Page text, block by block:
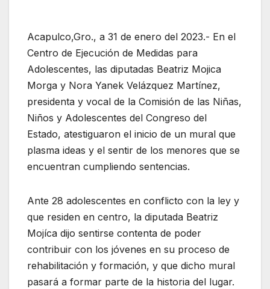
Acapulco,Gro., a 31 de enero del 2023.- En el
Centro de Ejecución de Medidas para
Adolescentes, las diputadas Beatriz Mojica
Morga y Nora Yanek Velázquez Martínez,
presidenta y vocal de la Comisión de las Niñas,
Niños y Adolescentes del Congreso del
Estado, atestiguaron el inicio de un mural que
plasma ideas y el sentir de los menores que se
encuentran cumpliendo sentencias.
Ante 28 adolescentes en conflicto con la ley y
que residen en centro, la diputada Beatriz
Mojíca dijo sentirse contenta de poder
contribuir con los jóvenes en su proceso de
rehabilitación y formación, y que dicho mural
pasará a formar parte de la historia del lugar.